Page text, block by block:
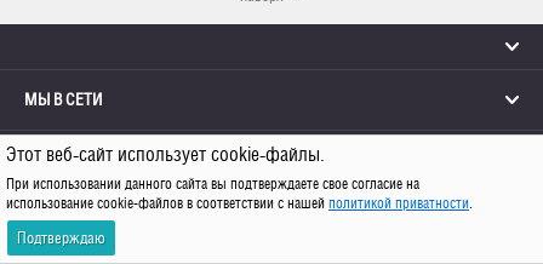
Этот веб-сайт использует cookie-файлы.
При использовании данного сайта вы подтверждаете свое согласие на
использование cookie-файлов в соответствии с нашей политикой приватности.
Подтверждаю
МЫ В СЕТИ
КОНТАКТЫ